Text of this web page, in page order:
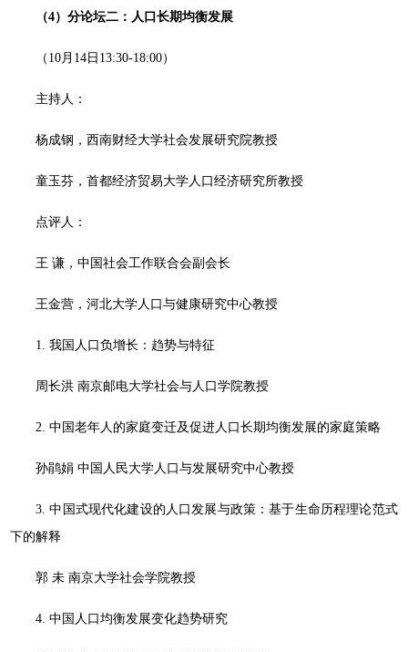
（4）分论坛二：人口长期均衡发展
（10月14日13:30-18:00）
主持人：
杨成钢，西南财经大学社会发展研究院教授
童玉芬，首都经济贸易大学人口经济研究所教授
点评人：
王 谦，中国社会工作联合会副会长
王金营，河北大学人口与健康研究中心教授
1. 我国人口负增长：趋势与特征
周长洪 南京邮电大学社会与人口学院教授
2. 中国老年人的家庭变迁及促进人口长期均衡发展的家庭策略
孙鹃娟 中国人民大学人口与发展研究中心教授
3. 中国式现代化建设的人口发展与政策：基于生命历程理论范式
下的解释
郭 未 南京大学社会学院教授
4. 中国人口均衡发展变化趋势研究